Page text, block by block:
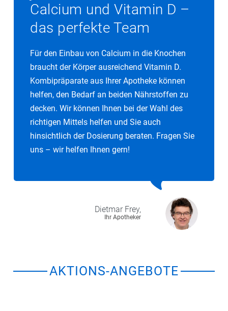
Calcium und Vitamin D –
das perfekte Team
Für den Einbau von Calcium in die Knochen
braucht der Körper ausreichend Vitamin D.
Kombipräparate aus Ihrer Apotheke können
helfen, den Bedarf an beiden Nährstoffen zu
decken. Wir können Ihnen bei der Wahl des
richtigen Mittels helfen und Sie auch
hinsichtlich der Dosierung beraten. Fragen Sie
uns – wir helfen Ihnen gern!
Dietmar Frey,
Ihr Apotheker
AKTIONS-ANGEBOTE